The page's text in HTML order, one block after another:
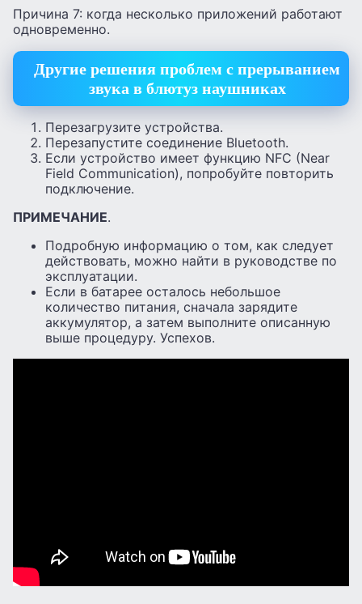
Причина 7: когда несколько приложений работают
одновременно.
Другие решения проблем с прерыванием
звука в блютуз наушниках
Перезагрузите устройства.
Перезапустите соединение Bluetooth.
Если устройство имеет функцию NFC (Near
Field Communication), попробуйте повторить
подключение.
ПРИМЕЧАНИЕ.
Подробную информацию о том, как следует
действовать, можно найти в руководстве по
эксплуатации.
Если в батарее осталось небольшое
количество питания, сначала зарядите
аккумулятор, а затем выполните описанную
выше процедуру. Успехов.